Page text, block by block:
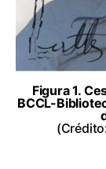
Figura 1.
BCCL-